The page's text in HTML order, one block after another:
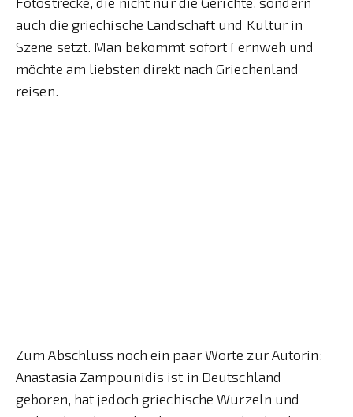
auch die griechische Landschaft und Kultur in
Szene setzt. Man bekommt sofort Fernweh und
möchte am liebsten direkt nach Griechenland
reisen.
Zum Abschluss noch ein paar Worte zur Autorin:
Anastasia Zampounidis ist in Deutschland
geboren, hat jedoch griechische Wurzeln und